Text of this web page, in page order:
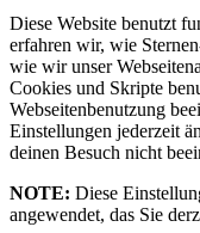
Diese Website benutzt
erfahren wir, wie
wie wir unser
Cookies und Skripte
Webseitenbenutzung
Einstellungen jederzeit
deinen Besuch nicht
NOTE: Diese
angewendet, das Sie